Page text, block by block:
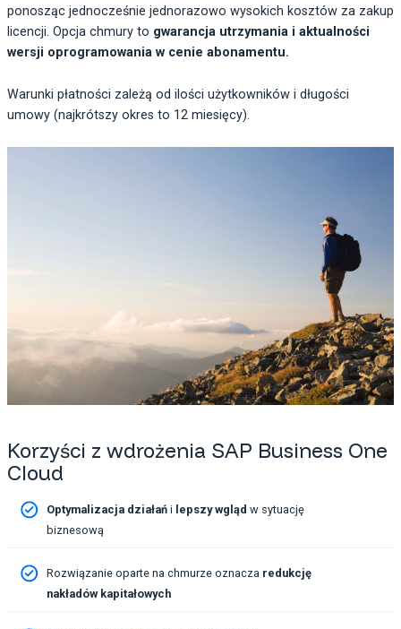
ponosząc jednocześnie jednorazowo wysokich kosztów za zakup
licencji. Opcja chmury to gwarancja utrzymania i aktualności
wersji oprogramowania w cenie abonamentu.
Warunki płatności zależą od ilości użytkowników i długości
umowy (najkrótszy okres to 12 miesięcy).
Korzyści z wdrożenia SAP Business One
Cloud
Optymalizacja działań i lepszy wgląd w sytuację
biznesową
Rozwiązanie oparte na chmurze oznacza redukcję
nakładów kapitałowych